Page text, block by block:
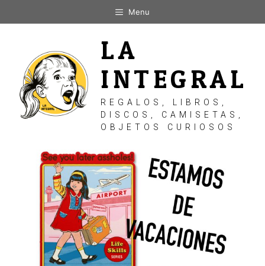
al
Menu
LA
INTEGRAL
REGALOS, LIBROS,
DISCOS, CAMISETAS,
OBJETOS CURIOSOS